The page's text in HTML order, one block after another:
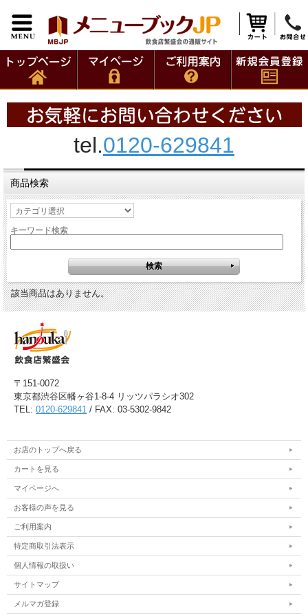
tel.0120-629841
商品検索
キーワード検索
該当商品はありません。
〒151-0072
東京都渋谷区幡ヶ谷1-8-4 リッツパラシオ302
TEL: 0120-629841 / FAX: 03-5302-9842
お店のトップへ戻る
カートを見る
マイページへ
お客様の声を見る
ご利用案内
特定商取引法表示
個人情報の取扱い
サイトマップ
メルマガ登録